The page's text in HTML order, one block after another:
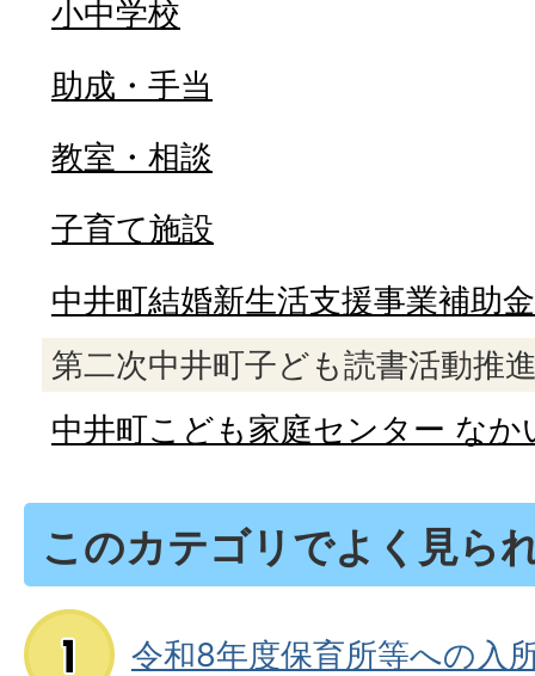
小中学校
助成・手当
教室・相談
子育て施設
中井町結婚新生活支援事業補助金
第二次中井町子ども読書活動推
中井町こども家庭センター な
このカテゴリでよく見ら
令和8年度保育所等への入